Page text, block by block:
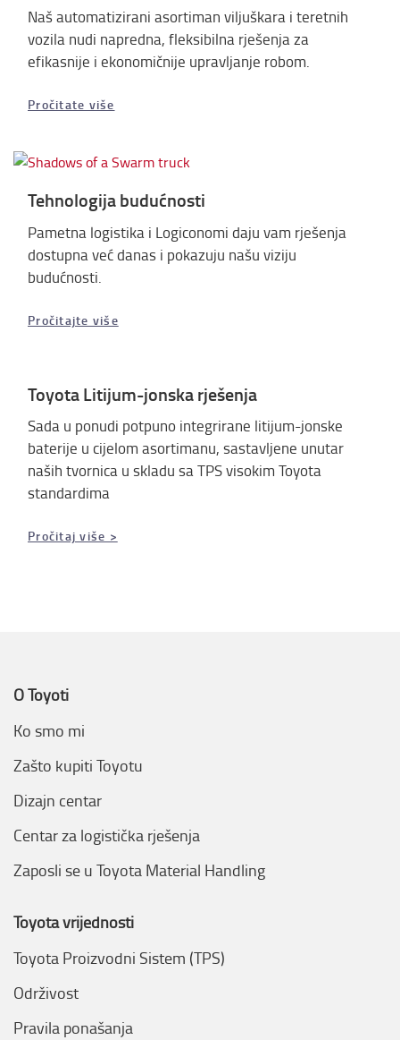
Naš automatizirani asortiman viljuškara i teretnih
vozila nudi napredna, fleksibilna rješenja za
efikasnije i ekonomičnije upravljanje robom.
Pročitate više
Tehnologija budućnosti
Pametna logistika i Logiconomi daju vam rješenja
dostupna već danas i pokazuju našu viziju
budućnosti.
Pročitajte više
Toyota Litijum-jonska rješenja
Sada u ponudi potpuno integrirane litijum-jonske
baterije u cijelom asortimanu, sastavljene unutar
naših tvornica u skladu sa TPS visokim Toyota
standardima
Pročitaj više >
O Toyoti
Ko smo mi
Zašto kupiti Toyotu
Dizajn centar
Centar za logistička rješenja
Zaposli se u Toyota Material Handling
Toyota vrijednosti
Toyota Proizvodni Sistem (TPS)
Održivost
Pravila ponašanja